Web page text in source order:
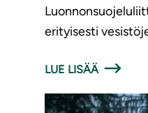
erityisesti
LUE LISÄÄ